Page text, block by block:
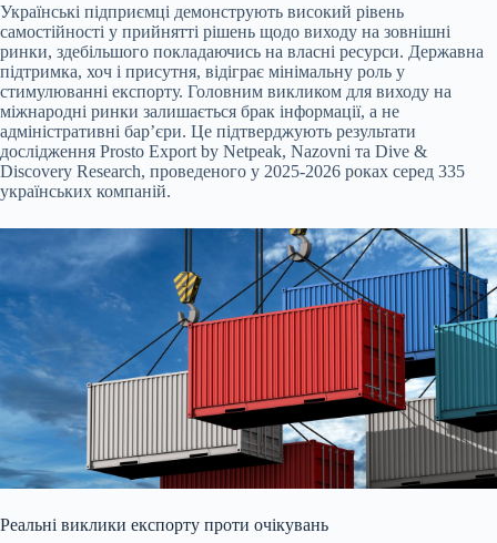
Українські підприємці демонструють високий рівень
самостійності у прийнятті рішень щодо виходу на зовнішні
ринки, здебільшого покладаючись на власні ресурси. Державна
підтримка, хоч і присутня, відіграє мінімальну роль у
стимулюванні експорту. Головним викликом для виходу на
міжнародні ринки залишається брак інформації, а не
адміністративні бар’єри. Це підтверджують результати
дослідження Prosto Export by Netpeak, Nazovni та Dive &
Discovery Research, проведеного у 2025-2026 роках серед 335
українських компаній.
Реальні виклики експорту проти очікувань